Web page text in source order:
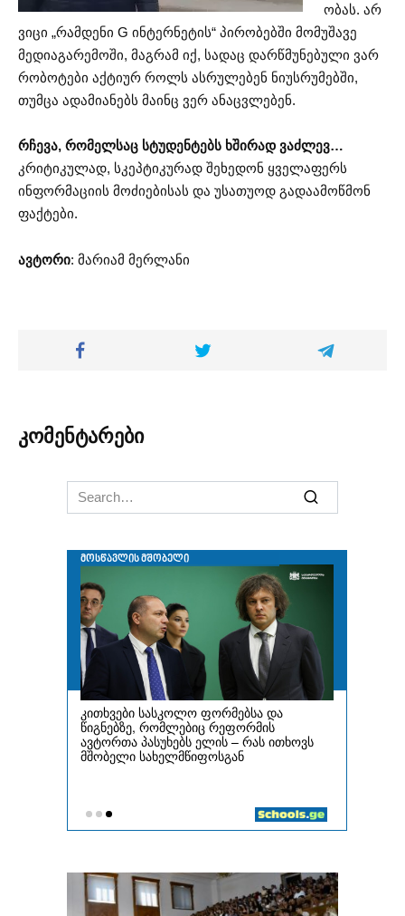
ობას. არ
ვიცი „რამდენი G ინტერნეტის“ პირობებში მომუშავე
მედიაგარემოში, მაგრამ იქ, სადაც დარწმუნებული ვარ
რობოტები აქტიურ როლს ასრულებენ ნიუსრუმებში,
თუმცა ადამიანებს მაინც ვერ ანაცვლებენ.
რჩევა, რომელსაც სტუდენტებს ხშირად ვაძლევ…
კრიტიკულად, სკეპტიკურად შეხედონ ყველაფერს
ინფორმაციის მოძიებისას და უსათუოდ გადაამოწმონ
ფაქტები.
ავტორი: მარიამ მერლანი
კომენტარები
Search
for: